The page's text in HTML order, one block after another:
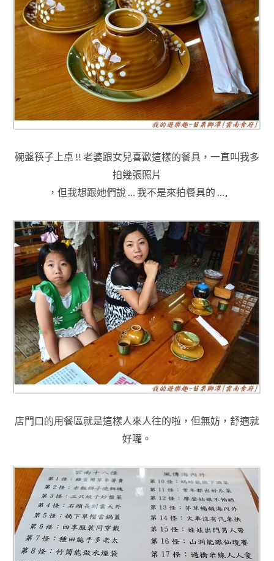
碗盤筷子上桌 !! 老婆跟女兒喜歡這樣的餐具 ，一直叫我多
拍幾張照片
，但我想跟她們說 … 我不是來拍餐具的 …
店門口的用餐區就是這樣人來人往的啦 ，但無妨 ，舒適就
好囉 。